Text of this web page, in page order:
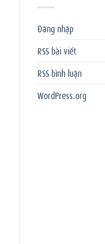
Đăng nhập
RSS bài viết
RSS bình luận
WordPress.org